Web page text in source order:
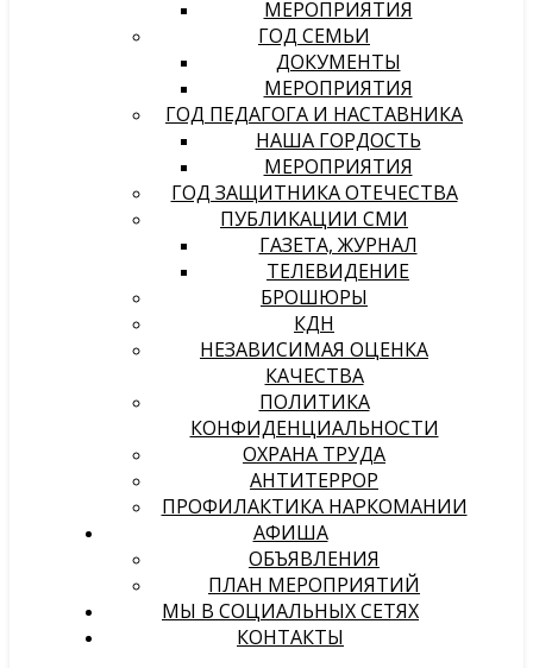
МЕРОПРИЯТИЯ
ГОД СЕМЬИ
ДОКУМЕНТЫ
МЕРОПРИЯТИЯ
ГОД ПЕДАГОГА И НАСТАВНИКА
НАША ГОРДОСТЬ
МЕРОПРИЯТИЯ
ГОД ЗАЩИТНИКА ОТЕЧЕСТВА
ПУБЛИКАЦИИ СМИ
ГАЗЕТА, ЖУРНАЛ
ТЕЛЕВИДЕНИЕ
БРОШЮРЫ
КДН
НЕЗАВИСИМАЯ ОЦЕНКА
КАЧЕСТВА
ПОЛИТИКА
КОНФИДЕНЦИАЛЬНОСТИ
ОХРАНА ТРУДА
АНТИТЕРРОР
ПРОФИЛАКТИКА НАРКОМАНИИ
АФИША
ОБЪЯВЛЕНИЯ
ПЛАН МЕРОПРИЯТИЙ
МЫ В СОЦИАЛЬНЫХ СЕТЯХ
КОНТАКТЫ